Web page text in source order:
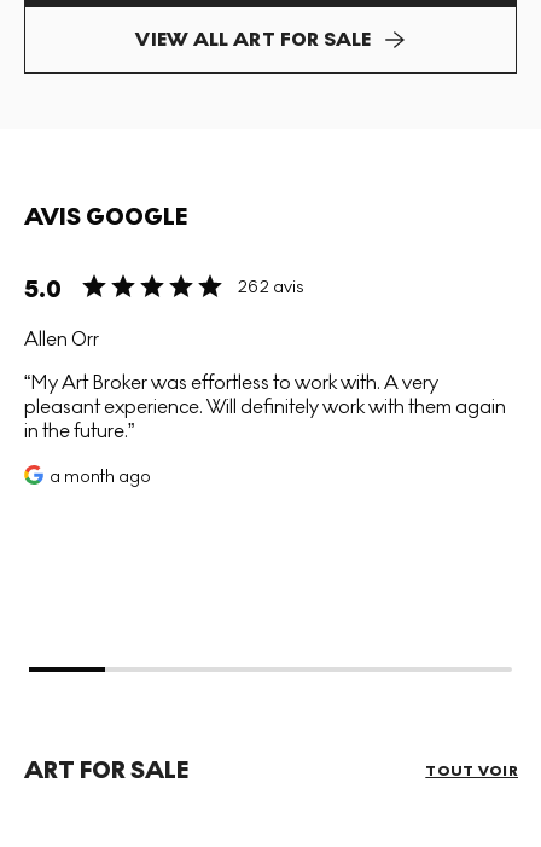
VIEW ALL ART FOR SALE
AVIS GOOGLE
5.0 262 avis
Allen Orr
My Art Broker was effortless to work with. A very
pleasant experience. Will definitely work with them again
in the future.
a month ago
ART FOR SALE TOUT VOIR